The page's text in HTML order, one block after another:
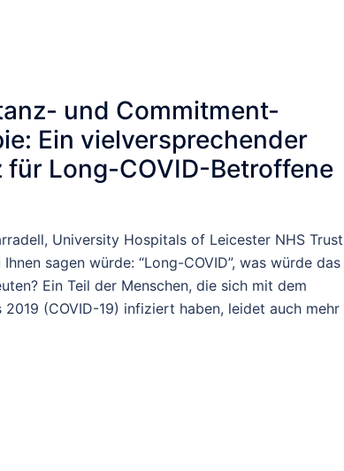
und Commitment-
Ein vielversprechender
für Long-COVID-Betroffene
University Hospitals of Leicester NHS Trust
sagen würde: “Long-COVID”, was würde das
Ein Teil der Menschen, die sich mit dem
2019 (COVID-19) infiziert haben, leidet auch mehr